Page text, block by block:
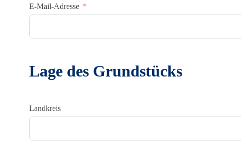
E-Mail-Adresse
Lage des Grundstücks
Landkreis